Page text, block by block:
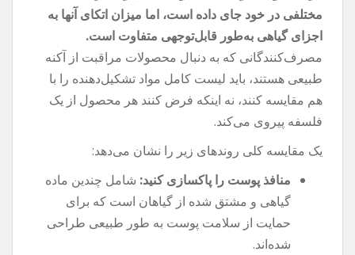
مختلفی در خود جای داده است، اما میزان اتکای آنها به
اجزای گیاهی به‌طور قابل‌توجهی متفاوت است.
مصرف‌کنندگانی که به دنبال محصولات مراقبت از آکنه
طبیعی هستند، باید لیست کامل مواد تشکیل‌دهنده را با
هم مقایسه کنند، نه اینکه فرض کنند هر محصول از یک
فلسفه پیروی می‌کند.
یک مقایسه کلی روندهای زیر را نشان می‌دهد:
منافذ پوست را پاکسازی کنید: شامل چندین ماده
گیاهی و مشتق شده از گیاهان است که برای
حمایت از سلامت پوست به طور طبیعی طراحی
شده‌اند.